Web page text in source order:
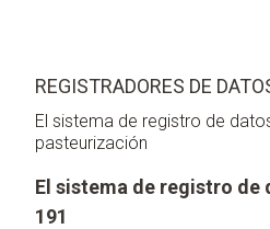
REGISTRADORES DE
El sistema de registro de
pasteurización
El sistema de registro de
191